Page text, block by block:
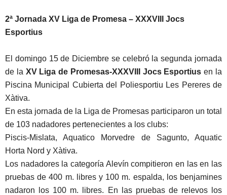
2ª Jornada XV Liga de Promesa – XXXVIII Jocs
Esportius
El domingo 15 de Diciembre se celebró la segunda jornada
de la XV Liga de Promesas-XXXVIII Jocs Esportius en la
Piscina Municipal Cubierta del Poliesportiu Les Pereres de
Xàtiva.
En esta jornada de la Liga de Promesas participaron un total
de 103 nadadores pertenecientes a los clubs:
Piscis-Mislata, Aquatico Morvedre de Sagunto, Aquatic
Horta Nord y Xàtiva.
Los nadadores la categoría Alevín compitieron en las en las
pruebas de 400 m. libres y 100 m. espalda, los benjamines
nadaron los 100 m. libres. En las pruebas de relevos los